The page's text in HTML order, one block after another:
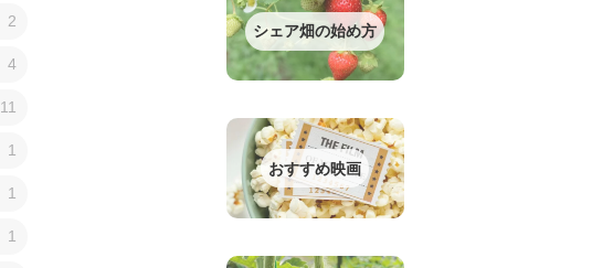
2
4
11
1
1
1
シェア畑の始め方
おすすめ映画